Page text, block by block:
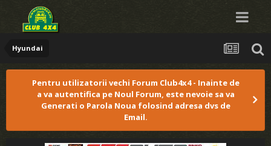
Hyundai
Pentru utilizatorii vechi Forum Club4x4 - Inainte de
a va autentifica pe Noul Forum, este nevoie sa va
Generati o Parola Noua folosind adresa dvs de
Email.